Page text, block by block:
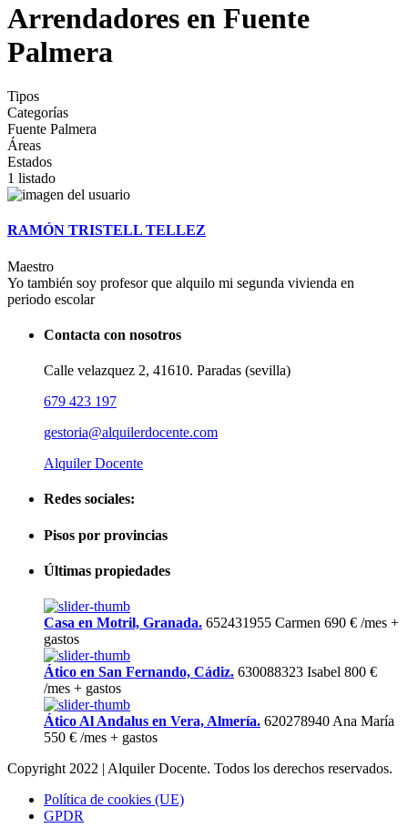
Arrendadores en Fuente
Palmera
Tipos
Categorías
Fuente Palmera
Áreas
Estados
1 listado
RAMÓN TRISTELL TELLEZ
Maestro
Yo también soy profesor que alquilo mi segunda vivienda en
periodo escolar
Contacta con nosotros
Calle velazquez 2, 41610. Paradas (sevilla)
679 423 197
gestoria@alquilerdocente.com
Alquiler Docente
Redes sociales:
Pisos por provincias
Últimas propiedades
Casa en Motril, Granada. 652431955 Carmen 690 € /mes +
gastos
Ático en San Fernando, Cádiz. 630088323 Isabel 800 €
/mes + gastos
Ático Al Andalus en Vera, Almería. 620278940 Ana María
550 € /mes + gastos
Copyright 2022 | Alquiler Docente. Todos los derechos reservados.
Política de cookies (UE)
GPDR